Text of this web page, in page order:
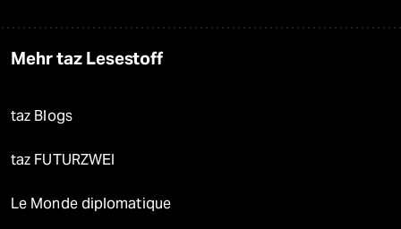
Mehr taz Lesestoff
taz Blogs
taz FUTURZWEI
Le Monde diplomatique